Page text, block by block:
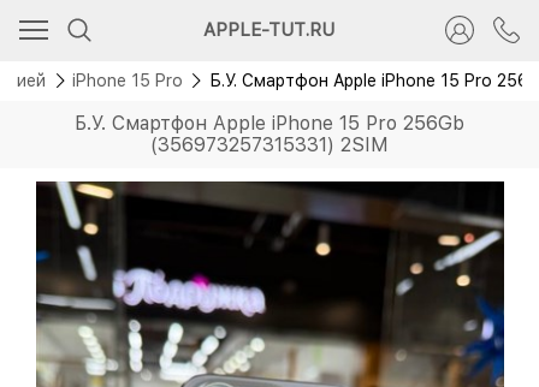
APPLE-TUT.RU
iPhone 15 Pro Б.У. Смартфон Apple iPhone 15 Pro
Б.У. Смартфон Apple iPhone 15 Pro 256Gb
(356973257315331) 2SIM